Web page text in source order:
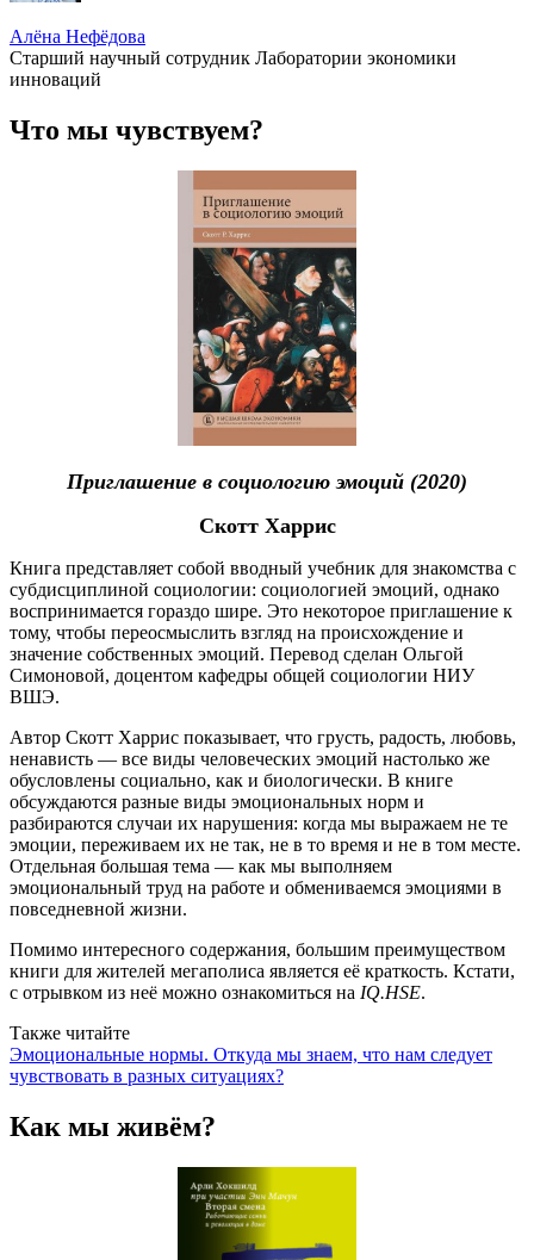
Алёна Нефёдова
Старший научный сотрудник Лаборатории экономики
инноваций
Что мы чувствуем?
Приглашение в социологию эмоций (2020)
Скотт Харрис
Книга представляет собой вводный учебник для знакомства с
субдисциплиной социологии: социологией эмоций, однако
воспринимается гораздо шире. Это некоторое приглашение к
тому, чтобы переосмыслить взгляд на происхождение и
значение собственных эмоций. Перевод сделан Ольгой
Симоновой, доцентом кафедры общей социологии НИУ
ВШЭ.
Автор Скотт Харрис показывает, что грусть, радость, любовь,
ненависть — все виды человеческих эмоций настолько же
обусловлены социально, как и биологически. В книге
обсуждаются разные виды эмоциональных норм и
разбираются случаи их нарушения: когда мы выражаем не те
эмоции, переживаем их не так, не в то время и не в том месте.
Отдельная большая тема — как мы выполняем
эмоциональный труд на работе и обмениваемся эмоциями в
повседневной жизни.
Помимо интересного содержания, большим преимуществом
книги для жителей мегаполиса является её краткость. Кстати,
с отрывком из неё можно ознакомиться на IQ.HSE.
Также читайте
Эмоциональные нормы. Откуда мы знаем, что нам следует
чувствовать в разных ситуациях?
Как мы живём?